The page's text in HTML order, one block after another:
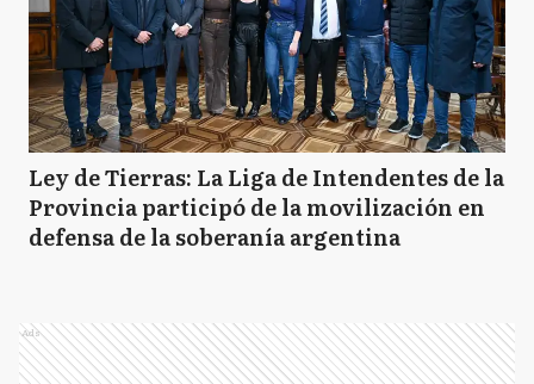
Ley de Tierras: La Liga de Intendentes de la
Provincia participó de la movilización en
defensa de la soberanía argentina
Ads